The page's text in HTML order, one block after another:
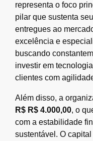
representa o foco
pilar que sustenta
entregues ao
excelência e
buscando
investir em
clientes com
Além disso, a
R$ R$ 4.000,00, o
com a estabilidade
sustentável. O